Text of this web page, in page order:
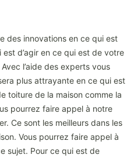
des innovations en ce qui est
d’agir en ce qui est de votre
l’aide des experts vous
plus attrayante en ce qui est
toiture de la maison comme la
pourrez faire appel à notre
Ce sont les meilleurs dans les
Vous pourrez faire appel à
sujet. Pour ce qui est de